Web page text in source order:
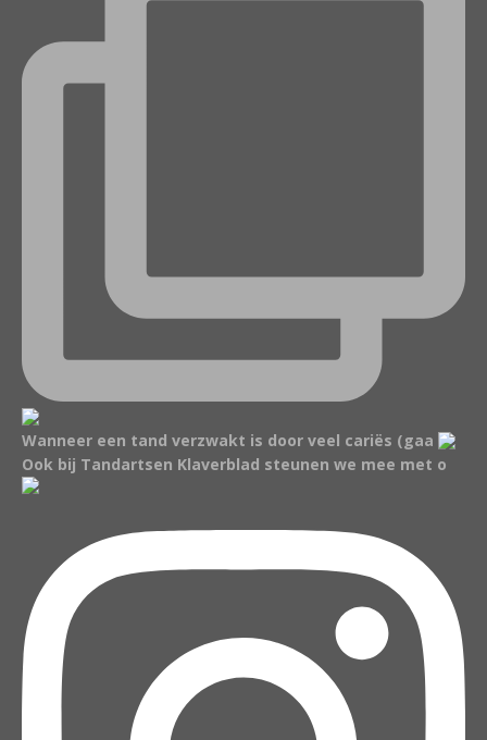
Wanneer een tand verzwakt is door veel cariës (gaa
Ook bij Tandartsen Klaverblad steunen we mee met o